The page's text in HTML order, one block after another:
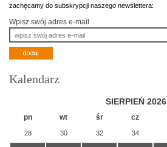
zachęcamy do subskrypcji naszego newslettera:
Wpisz swój adres e-mail
Kalendarz
SIERPIEŃ 2026
pn wt śr cz
28 30 32 34